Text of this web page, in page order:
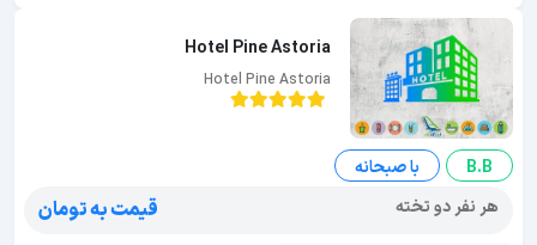
Hotel Pine Astoria
Hotel Pine Astoria
B.B
با صبحانه
هر نفر دو تخته
قیمت به تومان